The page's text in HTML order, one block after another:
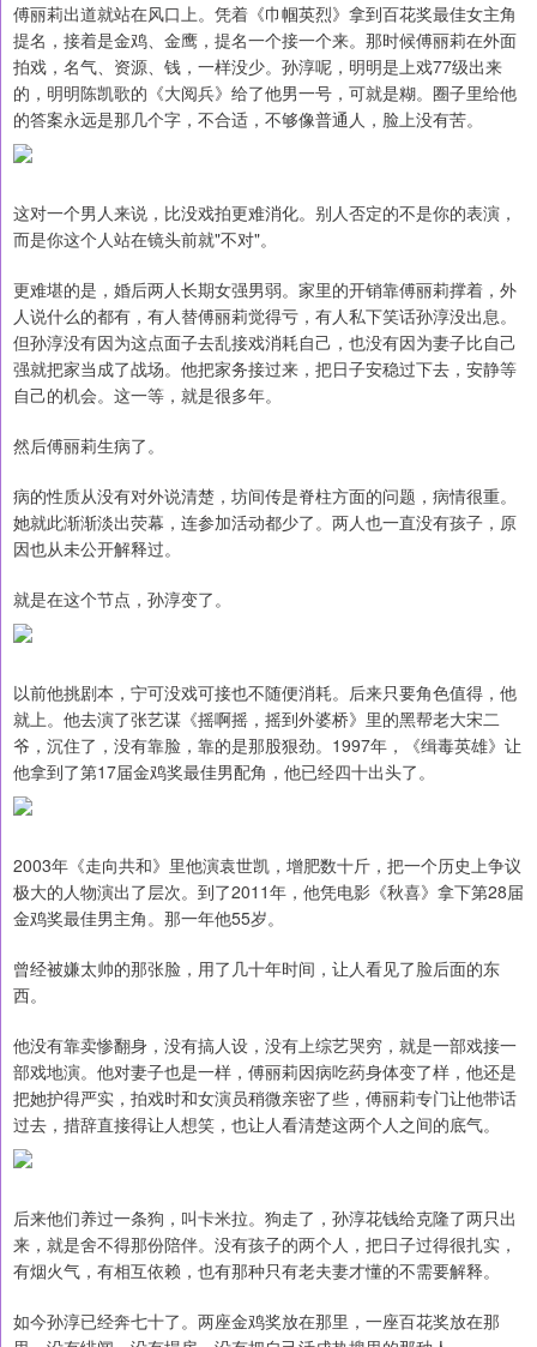
傅丽莉出道就站在风口上。凭着《巾帼英烈》拿到百花奖最佳女主角
提名，接着是金鸡、金鹰，提名一个接一个来。那时候傅丽莉在外面
拍戏，名气、资源、钱，一样没少。孙淳呢，明明是上戏77级出来
的，明明陈凯歌的《大阅兵》给了他男一号，可就是糊。圈子里给他
的答案永远是那几个字，不合适，不够像普通人，脸上没有苦。
这对一个男人来说，比没戏拍更难消化。别人否定的不是你的表演，
而是你这个人站在镜头前就"不对"。
更难堪的是，婚后两人长期女强男弱。家里的开销靠傅丽莉撑着，外
人说什么的都有，有人替傅丽莉觉得亏，有人私下笑话孙淳没出息。
但孙淳没有因为这点面子去乱接戏消耗自己，也没有因为妻子比自己
强就把家当成了战场。他把家务接过来，把日子安稳过下去，安静等
自己的机会。这一等，就是很多年。
然后傅丽莉生病了。
病的性质从没有对外说清楚，坊间传是脊柱方面的问题，病情很重。
她就此渐渐淡出荧幕，连参加活动都少了。两人也一直没有孩子，原
因也从未公开解释过。
就是在这个节点，孙淳变了。
以前他挑剧本，宁可没戏可接也不随便消耗。后来只要角色值得，他
就上。他去演了张艺谋《摇啊摇，摇到外婆桥》里的黑帮老大宋二
爷，沉住了，没有靠脸，靠的是那股狠劲。1997年，《缉毒英雄》让
他拿到了第17届金鸡奖最佳男配角，他已经四十出头了。
2003年《走向共和》里他演袁世凯，增肥数十斤，把一个历史上争议
极大的人物演出了层次。到了2011年，他凭电影《秋喜》拿下第28届
金鸡奖最佳男主角。那一年他55岁。
曾经被嫌太帅的那张脸，用了几十年时间，让人看见了脸后面的东
西。
他没有靠卖惨翻身，没有搞人设，没有上综艺哭穷，就是一部戏接一
部戏地演。他对妻子也是一样，傅丽莉因病吃药身体变了样，他还是
把她护得严实，拍戏时和女演员稍微亲密了些，傅丽莉专门让他带话
过去，措辞直接得让人想笑，也让人看清楚这两个人之间的底气。
后来他们养过一条狗，叫卡米拉。狗走了，孙淳花钱给克隆了两只出
来，就是舍不得那份陪伴。没有孩子的两个人，把日子过得很扎实，
有烟火气，有相互依赖，也有那种只有老夫妻才懂的不需要解释。
如今孙淳已经奔七十了。两座金鸡奖放在那里，一座百花奖放在那